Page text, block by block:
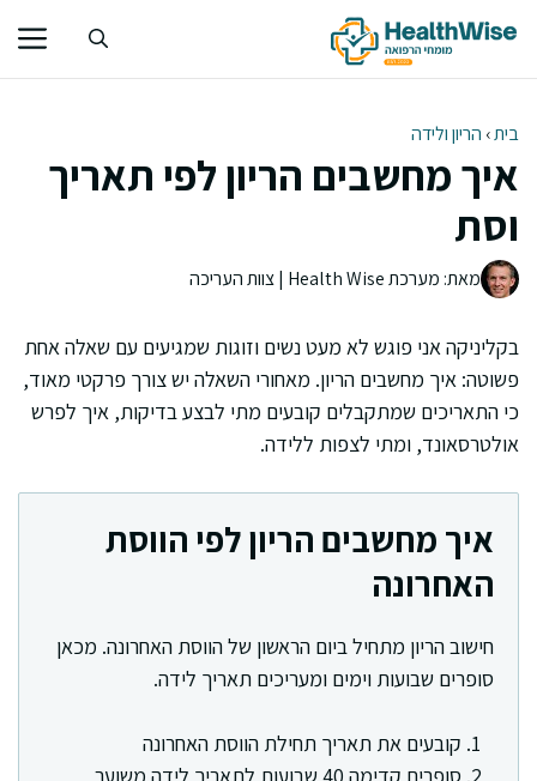
לתוכן
בית› הריון ולידה
איך מחשבים הריון לפי תאריך
וסת
מאת: מערכת Health Wise | צוות העריכה
בקליניקה אני פוגש לא מעט נשים וזוגות שמגיעים עם שאלה אחת
פשוטה: איך מחשבים הריון. מאחורי השאלה יש צורך פרקטי מאוד,
כי התאריכים שמתקבלים קובעים מתי לבצע בדיקות, איך לפרש
אולטרסאונד, ומתי לצפות ללידה.
איך מחשבים הריון לפי הווסת
האחרונה
חישוב הריון מתחיל ביום הראשון של הווסת האחרונה. מכאן
סופרים שבועות וימים ומעריכים תאריך לידה.
קובעים את תאריך תחילת הווסת האחרונה